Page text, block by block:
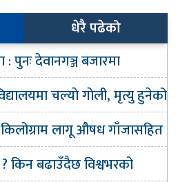
धेरै पढेको
: पुनः देवानगञ्ज बजारमा
चल्याे गाेली, मृत्यु हुनेको
लागू औषध गाँजासहित
किन बढाउँदैछ विश्वभरको